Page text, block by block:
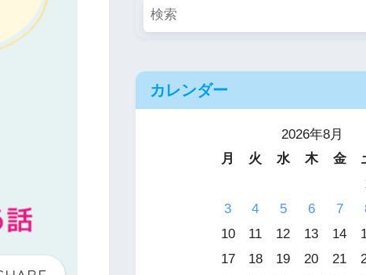
カレンダー
2026年8月
月
火 水 木 金
3
4 5 6 7
10
11 12 13 14
17
18 19 20 21